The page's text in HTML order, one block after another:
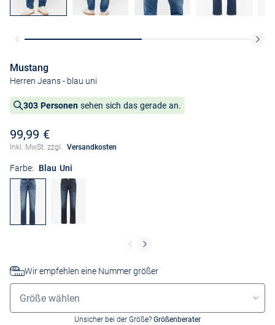
Mustang
Herren Jeans- blau uni
303 Personen sehen sich das gerade an.
99,99 €
Inkl. MwSt. zzgl. Versandkosten
Farbe: Blau Uni
Wir empfehlen eine Nummer größer
Größenauswahl
Größe wählen
Unsicher bei der Größe? Größenberater